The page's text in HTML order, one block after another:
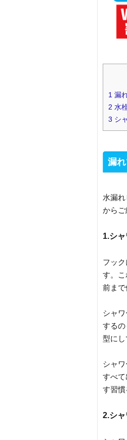
1 漏
2 水
3 シ
漏
水漏
からご
1.シ
フッ
す。
前まで
シャ
する
型にし
シャ
すべ
す習慣
2.シ